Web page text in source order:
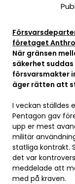
företaget
När gränsen
säkerhet
försvarsmakter
äger rätten att
I veckan ställdes
Pentagon gav
upp er mest
militär
statliga kontrakt.
det var
meddelade att
med på kraven.